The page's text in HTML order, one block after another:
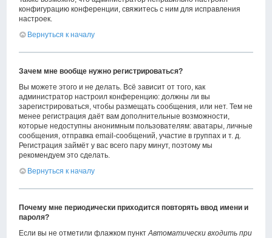
конфигурацию конференции, свяжитесь с ним для исправления
настроек.
Вернуться к началу
Зачем мне вообще нужно регистрироваться?
Вы можете этого и не делать. Всё зависит от того, как
администратор настроил конференцию: должны ли вы
зарегистрироваться, чтобы размещать сообщения, или нет. Тем не
менее регистрация даёт вам дополнительные возможности,
которые недоступны анонимным пользователям: аватары, личные
сообщения, отправка email-сообщений, участие в группах и т. д.
Регистрация займёт у вас всего пару минут, поэтому мы
рекомендуем это сделать.
Вернуться к началу
Почему мне периодически приходится повторять ввод имени и
пароля?
Если вы не отметили флажком пунктАвтоматически входить при